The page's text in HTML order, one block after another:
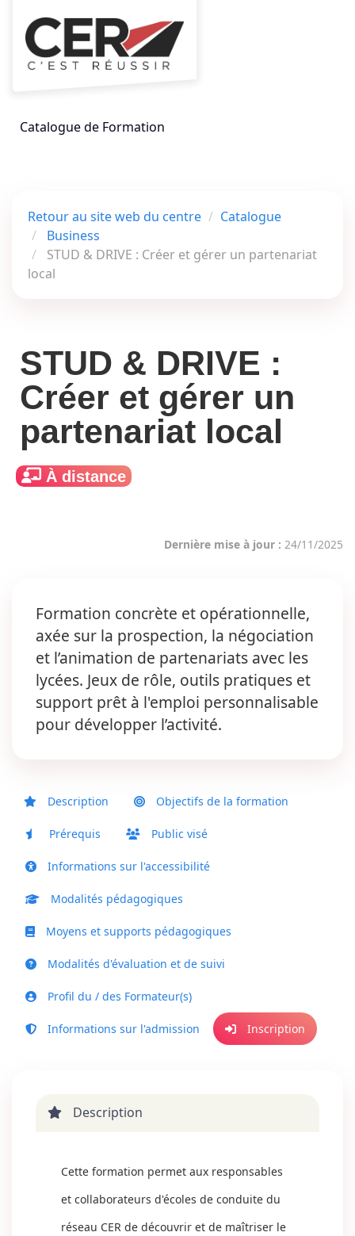
Aller au menu principal
Aller au contenu principal
Personnaliser l'interface
Catalogue de Formation
Retour au site web du centre
Catalogue
Business
STUD & DRIVE : Créer et gérer un partenariat
local
STUD & DRIVE :
Créer et gérer un
partenariat local
À distance
Dernière mise à jour : 24/11/2025
Formation concrète et opérationnelle,
axée sur la prospection, la négociation
et l’animation de partenariats avec les
lycées. Jeux de rôle, outils pratiques et
support prêt à l'emploi personnalisable
pour développer l’activité.
Description Objectifs de la formation
Prérequis Public visé
Informations sur l'accessibilité
Modalités pédagogiques
Moyens et supports pédagogiques
Modalités d'évaluation et de suivi
Profil du / des Formateur(s)
Informations sur l'admission Inscription
Description
Cette formation permet aux responsables
et collaborateurs d'écoles de conduite du
réseau CER de découvrir et de maîtriser le